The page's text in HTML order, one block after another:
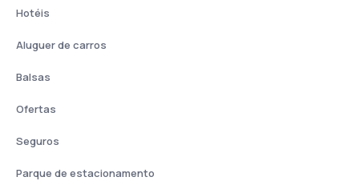
Hotéis
Aluguer de carros
Balsas
Ofertas
Seguros
Parque de estacionamento